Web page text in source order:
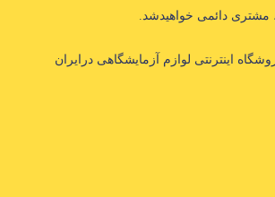
مشتری دائمی خواهیدشد.
اینترنتی لوازم آزمایشگاهی درایران